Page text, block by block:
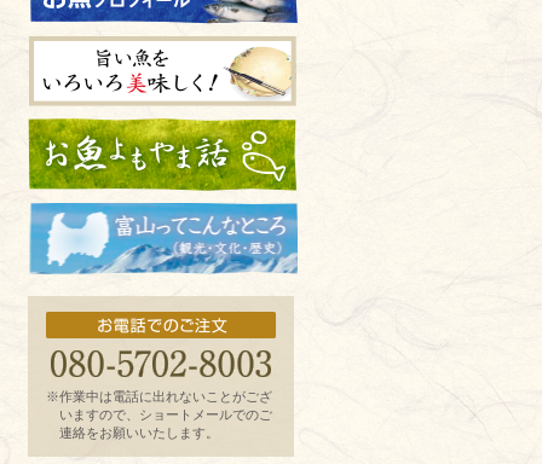
富山湾のお魚プロフィール
旨い魚をいろいろ美味しく!
お魚よもやま話
史）
※作業中は電話に出れないことがござ
いますので、ショートメールでのご
連絡をお願いいたします。